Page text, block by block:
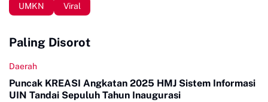
UMKN
Viral
Paling Disorot
Daerah
Puncak KREASI Angkatan 2025 HMJ Sistem Informasi
UIN Tandai Sepuluh Tahun Inaugurasi